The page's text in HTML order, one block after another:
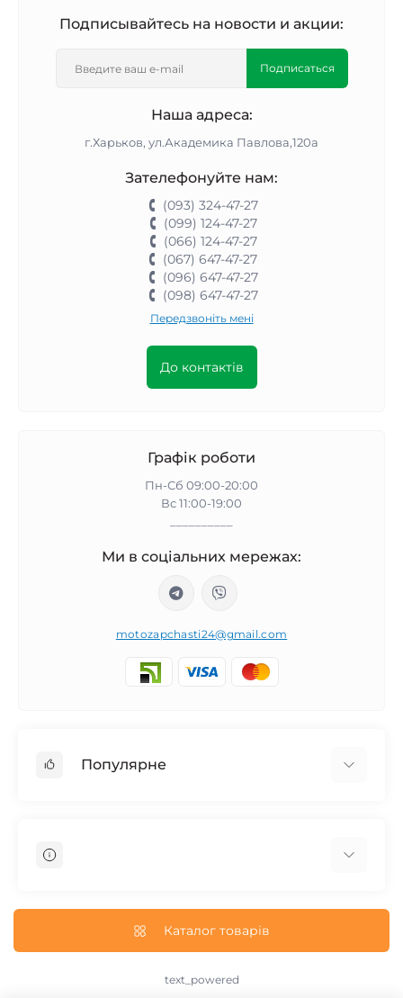
Подписывайтесь на новости и акции:
Подписаться
Наша адреса:
г.Харьков, ул.Академика Павлова,120а
Зателефонуйте нам:
(093) 324-47-27
(099) 124-47-27
(066) 124-47-27
(067) 647-47-27
(096) 647-47-27
(098) 647-47-27
Передзвоніть мені
До контактів
Графік роботи
Пн-Сб 09:00-20:00
Вс 11:00-19:00
Ми в соціальних мережах:
motozapchasti24@gmail.com
Популярне
Запчасти на мотоцикл Ява
Запчасти на мотоцикл Восход
Запчасти на Дельту / Delta
Запчасти на скутер Honda
Доставка и Оплата
Пользовательское соглашение
Каталог товарів
text_powered